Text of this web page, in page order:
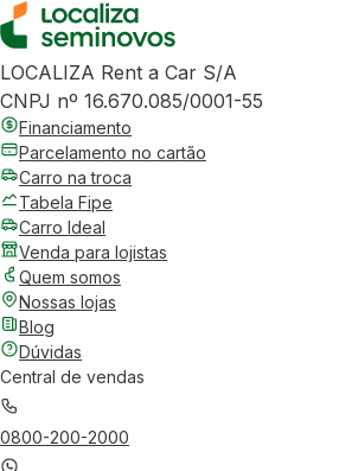
LOCALIZA Rent a Car S/A
CNPJ nº 16.670.085/0001-55
Financiamento
Parcelamento no cartão
Carro na troca
Tabela Fipe
Carro Ideal
Venda para lojistas
Quem somos
Nossas lojas
Blog
Dúvidas
Central de vendas
0800-200-2000